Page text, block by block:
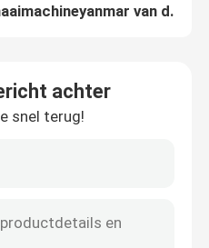
achter
snel terug!